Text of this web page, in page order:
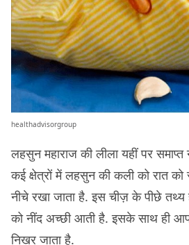
healthadvisorgroup
लहसुन महाराज की लीला यहीं पर समाप्त
कई क्षेत्रों में लहसुन की कली को रात
नीचे रखा जाता है. इस चीज़ के पीछे
को नींद अच्छी आती है. इसके साथ ही
निखर जाता है.